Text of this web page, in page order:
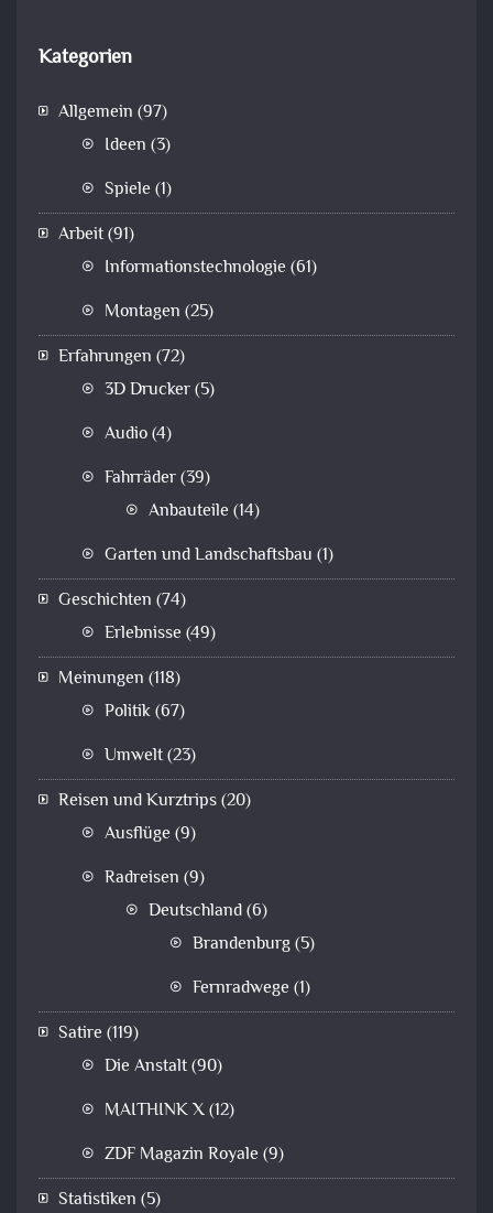
Kategorien
Allgemein (97)
Ideen (3)
Spiele (1)
Arbeit(91)
Informationstechnologie (61)
Montagen (25)
Erfahrungen (72)
3D Drucker(5)
Audio(4)
Fahrräder(39)
Anbauteile (14)
Garten und Landschaftsbau (1)
Geschichten (74)
Erlebnisse (49)
Meinungen (118)
Politik(67)
Umwelt(23)
Reisen und Kurztrips(20)
Ausflüge (9)
Radreisen (9)
Deutschland(6)
Brandenburg(5)
Fernradwege (1)
Satire (119)
Die Anstalt(90)
MAITHINK X(12)
ZDF Magazin Royale (9)
Statistiken (5)